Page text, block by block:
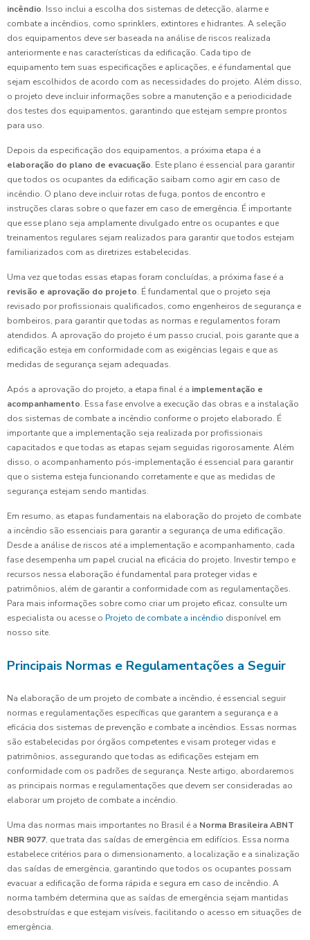
incêndio. Isso inclui a escolha dos sistemas de detecção, alarme e
combate a incêndios, como sprinklers, extintores e hidrantes. A seleção
dos equipamentos deve ser baseada na análise de riscos realizada
anteriormente e nas características da edificação. Cada tipo de
equipamento tem suas especificações e aplicações, e é fundamental que
sejam escolhidos de acordo com as necessidades do projeto. Além disso,
o projeto deve incluir informações sobre a manutenção e a periodicidade
dos testes dos equipamentos, garantindo que estejam sempre prontos
para uso.
Depois da especificação dos equipamentos, a próxima etapa é a
elaboração do plano de evacuação. Este plano é essencial para garantir
que todos os ocupantes da edificação saibam como agir em caso de
incêndio. O plano deve incluir rotas de fuga, pontos de encontro e
instruções claras sobre o que fazer em caso de emergência. É importante
que esse plano seja amplamente divulgado entre os ocupantes e que
treinamentos regulares sejam realizados para garantir que todos estejam
familiarizados com as diretrizes estabelecidas.
Uma vez que todas essas etapas foram concluídas, a próxima fase é a
revisão e aprovação do projeto. É fundamental que o projeto seja
revisado por profissionais qualificados, como engenheiros de segurança e
bombeiros, para garantir que todas as normas e regulamentos foram
atendidos. A aprovação do projeto é um passo crucial, pois garante que a
edificação esteja em conformidade com as exigências legais e que as
medidas de segurança sejam adequadas.
Após a aprovação do projeto, a etapa final é a implementação e
acompanhamento. Essa fase envolve a execução das obras e a instalação
dos sistemas de combate a incêndio conforme o projeto elaborado. É
importante que a implementação seja realizada por profissionais
capacitados e que todas as etapas sejam seguidas rigorosamente. Além
disso, o acompanhamento pós-implementação é essencial para garantir
que o sistema esteja funcionando corretamente e que as medidas de
segurança estejam sendo mantidas.
Em resumo, as etapas fundamentais na elaboração do projeto de combate
a incêndio são essenciais para garantir a segurança de uma edificação.
Desde a análise de riscos até a implementação e acompanhamento, cada
fase desempenha um papel crucial na eficácia do projeto. Investir tempo e
recursos nessa elaboração é fundamental para proteger vidas e
patrimônios, além de garantir a conformidade com as regulamentações.
Para mais informações sobre como criar um projeto eficaz, consulte um
especialista ou acesse o Projeto de combate a incêndio disponível em
nosso site.
Principais Normas e Regulamentações a Seguir
Na elaboração de um projeto de combate a incêndio, é essencial seguir
normas e regulamentações específicas que garantem a segurança e a
eficácia dos sistemas de prevenção e combate a incêndios. Essas normas
são estabelecidas por órgãos competentes e visam proteger vidas e
patrimônios, assegurando que todas as edificações estejam em
conformidade com os padrões de segurança. Neste artigo, abordaremos
as principais normas e regulamentações que devem ser consideradas ao
elaborar um projeto de combate a incêndio.
Uma das normas mais importantes no Brasil é a Norma Brasileira ABNT
NBR 9077, que trata das saídas de emergência em edifícios. Essa norma
estabelece critérios para o dimensionamento, a localização e a sinalização
das saídas de emergência, garantindo que todos os ocupantes possam
evacuar a edificação de forma rápida e segura em caso de incêndio. A
norma também determina que as saídas de emergência sejam mantidas
desobstruídas e que estejam visíveis, facilitando o acesso em situações de
emergência.